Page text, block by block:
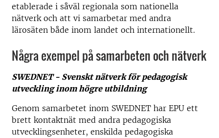
etablerade i såväl regionala som nationella
nätverk och att vi samarbetar med andra
lärosäten både inom landet och internationellt.
Några exempel på samarbeten och nätverk
SWEDNET - Svenskt nätverk för pedagogisk
utveckling inom högre utbildning
Genom samarbetet inom SWEDNET har EPU ett
brett kontaktnät med andra pedagogiska
utvecklingsenheter, enskilda pedagogiska